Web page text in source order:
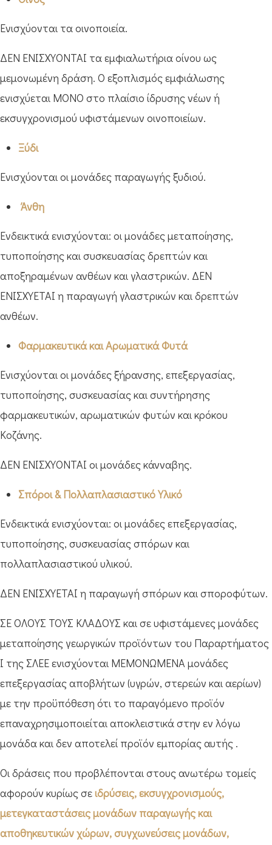
Ενισχύονται τα οινοποιεία.
ΔΕΝ ΕΝΙΣΧΥΟΝΤΑΙ τα εμφιαλωτήρια οίνου ως
μεμονωμένη δράση. Ο εξοπλισμός εμφιάλωσης
ενισχύεται ΜΟΝΟ στο πλαίσιο ίδρυσης νέων ή
εκσυγχρονισμού υφιστάμενων οινοποιείων.
Ξύδι
Ενισχύονται οι μονάδες παραγωγής ξυδιού.
Άνθη
Ενδεικτικά ενισχύονται: οι μονάδες μεταποίησης,
τυποποίησης και συσκευασίας δρεπτών και
αποξηραμένων ανθέων και γλαστρικών. ΔΕΝ
ΕΝΙΣΧΥΕΤΑΙ η παραγωγή γλαστρικών και δρεπτών
ανθέων.
Φαρμακευτικά και Αρωματικά Φυτά
Ενισχύονται οι μονάδες ξήρανσης, επεξεργασίας,
τυποποίησης, συσκευασίας και συντήρησης
φαρμακευτικών, αρωματικών φυτών και κρόκου
Κοζάνης.
ΔΕΝ ΕΝΙΣΧΥΟΝΤΑΙ οι μονάδες κάνναβης.
Σπόροι & Πολλαπλασιαστικό Υλικό
Ενδεικτικά ενισχύονται: οι μονάδες επεξεργασίας,
τυποποίησης, συσκευασίας σπόρων και
πολλαπλασιαστικού υλικού.
ΔΕΝ ΕΝΙΣΧΥΕΤΑΙ η παραγωγή σπόρων και σποροφύτων.
ΣΕ ΟΛΟΥΣ ΤΟΥΣ ΚΛΑΔΟΥΣ και σε υφιστάμενες μονάδες
μεταποίησης γεωργικών προϊόντων του Παραρτήματος
Ι της ΣΛΕΕ ενισχύονται ΜΕΜΟΝΩΜΕΝΑ μονάδες
επεξεργασίας αποβλήτων (υγρών, στερεών και αερίων)
με την προϋπόθεση ότι το παραγόμενο προϊόν
επαναχρησιμοποιείται αποκλειστικά στην εν λόγω
μονάδα και δεν αποτελεί προϊόν εμπορίας αυτής .
Οι δράσεις που προβλέπονται στους ανωτέρω τομείς
αφορούν κυρίως σειδρύσεις, εκσυγχρονισμούς,
μετεγκαταστάσεις μονάδων παραγωγής και
αποθηκευτικών χώρων, συγχωνεύσεις μονάδων,